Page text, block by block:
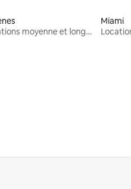
Locations moyenne et longue durée
Miami